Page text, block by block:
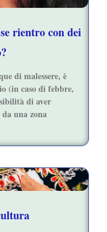
rientro con dei
di malessere, è
(in caso di febbre,
di aver
una zona